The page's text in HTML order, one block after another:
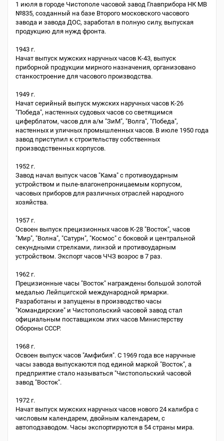
1 июля в городе Чистополе часовой завод Главприбора НК МВ
№835, созданный на базе Второго московского часового
завода и завода ДОС, заработал в полную силу, выпуская
продукцию для нужд фронта.
1943 г.
Начат выпуск мужских наручных часов К-43, выпуск
приборной продукции мирного назначения, организовано
станкостроение для часового производства.
1949 г.
Начат серийный выпуск мужских наручных часов К-26
"Победа", настенных судовых часов со светящимся
циферблатом, часов для а/м "ЗиМ", "Волга", "Победа",
настенных и уличных промышленных часов. В июле 1950 года
завод приступил к строительству собственных
производственных корпусов.
1952 г.
Завод начал выпуск часов "Кама" с противоударным
устройством и пыле-влагонепроницаемым корпусом,
часовых приборов для различных отраслей народного
хозяйства.
1957 г.
Освоен выпуск прецизионных часов К-28 "Восток", часов
"Мир", "Волна", "Сатурн", "Космос" с боковой и центральной
секундными стрелками, линзой и противоударным
устройством. Экспорт часов ЧЧЗ возрос в 7 раз.
1962 г.
Прецизионные часы "Восток" награждены большой золотой
медалью Лейпцигской международной ярмарки.
Разработаны и запущены в производство часы
"Командирские" и Чистопольский часовой завод стал
официальным поставщиком этих часов Министерству
Обороны СССР.
1968 г.
Освоен выпуск часов "Амфибия". С 1969 года все наручные
часы завода выпускаются под единой маркой "Восток", а
предприятие стало называться "Чистопольский часовой
завод "Восток".
1972 г.
Начат выпуск мужских наручных часов нового 24 калибра с
числовым календарем, двойным календарем, с
автоподзаводом. Часы экспортируются в 54 страны мира.